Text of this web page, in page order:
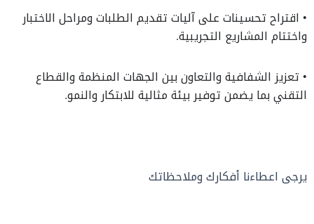
• اقتراح تحسينات على آليات تقديم الطلبات ومراحل الاختبار
واختتام المشاريع التجريبية.
• تعزيز الشفافية والتعاون بين الجهات المنظمة والقطاع
التقني بما يضمن توفير بيئة مثالية للابتكار والنمو.
يرجى اعطاءنا أفكارك وملاحظاتك